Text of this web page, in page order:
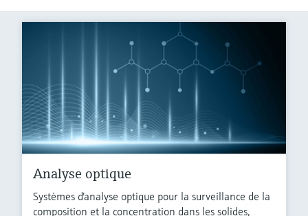
Analyse optique
Systèmes d'analyse optique pour la surveillance de la
composition et la concentration dans les solides,